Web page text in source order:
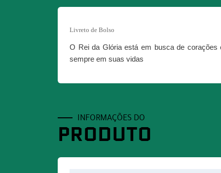
Livreto de Bolso
O Rei da Glória está em busca de
sempre em suas vidas
INFORMAÇÕES DO
PRODUTO